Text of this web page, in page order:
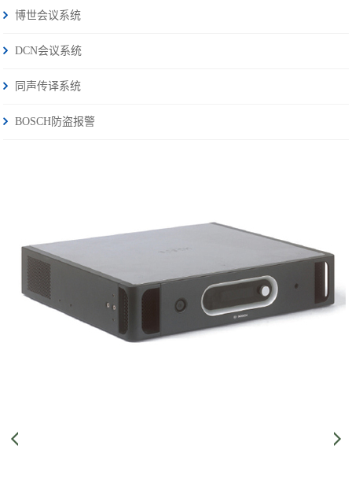
博世会议系统
DCN会议系统
同声传译系统
BOSCH防盗报警